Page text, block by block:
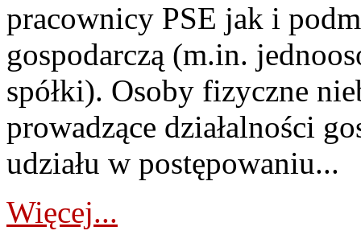
pracownicy PSE jak i
gospodarczą (m.in.
spółki). Osoby fizyczne
prowadzące działalności
udziału w postępowaniu...
Więcej...